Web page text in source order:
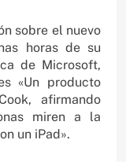
sobre el nuevo
horas de su
de Microsoft,
«Un producto
afirmando
miren a la
un iPad».